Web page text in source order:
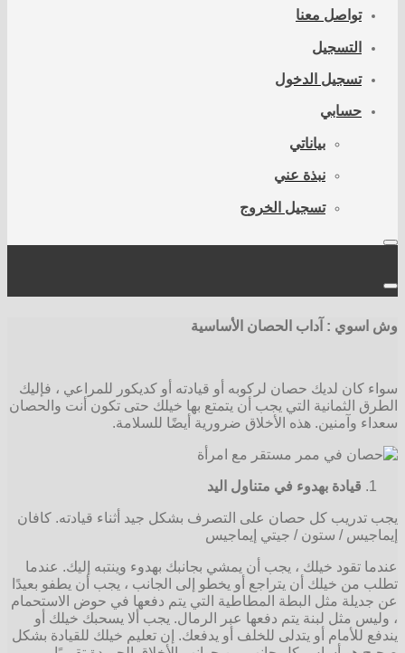
تواصل معنا
التسجيل
تسجيل الدخول
حسابي
بياناتي
نبذة عني
تسجيل الخروج
وش اسوي : آداب الحصان الأساسية
سواء كان لديك حصان لركوبه أو قيادته أو كديكور للمراعي ، فإليك
الطرق الثمانية التي يجب أن يتمتع بها خيلك حتى تكون أنت والحصان
سعداء وآمنين. هذه الأخلاق ضرورية أيضًا للسلامة.
قيادة بهدوء في متناول اليد
يجب تدريب كل حصان على التصرف بشكل جيد أثناء قيادته. كافان
إيماجيس / ستون / جيتي إيماجيس
عندما تقود خيلك ، يجب أن يمشي بجانبك بهدوء وينتبه إليك. عندما
تطلب من خيلك أن يتراجع أو يخطو إلى الجانب ، يجب أن يطفو بعيدًا
عن جديلة مثل البطة المطاطية التي يتم دفعها في حوض الاستحمام
، وليس مثل لبنة يتم دفعها عبر الرمال. يجب ألا يسحبك خيلك أو
يندفع للأمام أو يتدلى للخلف أو يدفعك. إن تعليم خيلك للقيادة بشكل